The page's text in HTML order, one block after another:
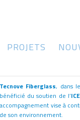
PROJETS
Tecnove Fiberglass, dans
bénéficié du soutien de l’
accompagnement vise à
de son environnement.